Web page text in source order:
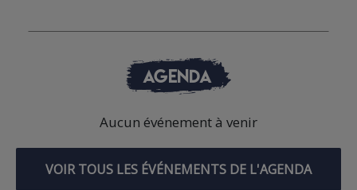
AGENDA
Aucun événement à venir
VOIR TOUS LES ÉVÉNEMENTS DE L'AGENDA